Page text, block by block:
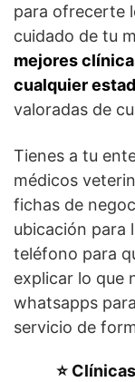
para ofrecerte
cuidado de tu
mejores
cualquier
valoradas de
Tienes a tu
médicos
fichas de
ubicación para
teléfono para
explicar lo que
whatsapps
servicio de
⭐